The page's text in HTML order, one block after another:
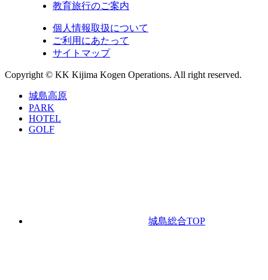
教育旅行のご案内
個人情報取扱について
ご利用にあたって
サイトマップ
Copyright © KK Kijima Kogen Operations. All right reserved.
城島高原
PARK
HOTEL
GOLF
城島総合TOP